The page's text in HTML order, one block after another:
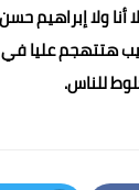
ولا إبراهيم
عليا في
للناس.